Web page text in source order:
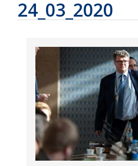
24_03_2020